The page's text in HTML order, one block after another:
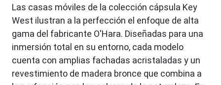
Las casas móviles de la colección cápsula Key
West ilustran a la perfección el enfoque de alta
gama del fabricante O'Hara. Diseñadas para una
inmersión total en su entorno, cada modelo
cuenta con amplias fachadas acristaladas y un
revestimiento de madera bronce que combina a